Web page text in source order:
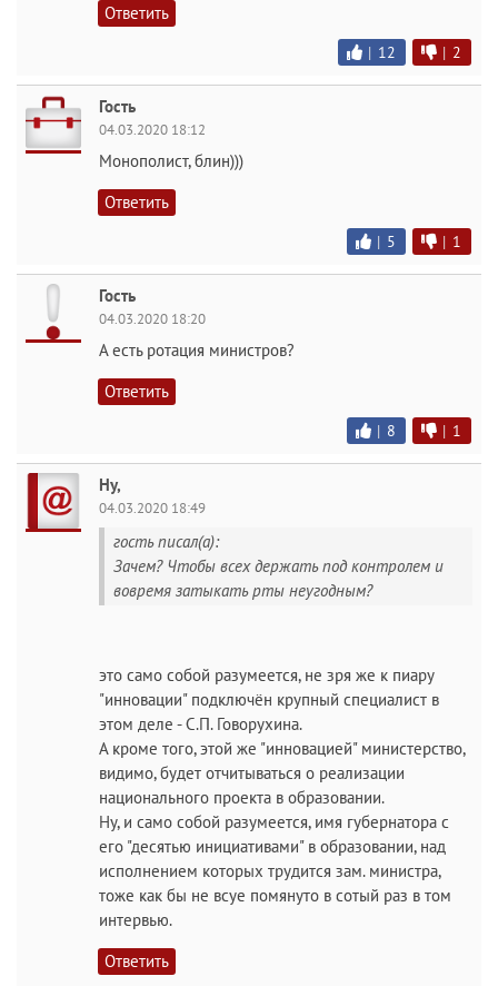
Ответить
| 12 | 2
Гость
04.03.2020 18:12
Монополист, блин)))
Ответить
| 5 | 1
Гость
04.03.2020 18:20
А есть ротация министров?
Ответить
| 8 | 1
Ну,
04.03.2020 18:49
гость писал(а):
Зачем? Чтобы всех держать под контролем и
вовремя затыкать рты неугодным?
это само собой разумеется, не зря же к пиару
"инновации" подключён крупный специалист в
этом деле - С.П. Говорухина.
А кроме того, этой же "инновацией" министерство,
видимо, будет отчитываться о реализации
национального проекта в образовании.
Ну, и само собой разумеется, имя губернатора с
его "десятью инициативами" в образовании, над
исполнением которых трудится зам. министра,
тоже как бы не всуе помянуто в сотый раз в том
интервью.
Ответить